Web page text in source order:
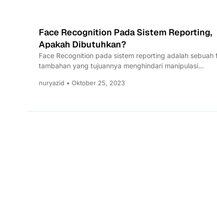
Face Recognition Pada Sistem Reporting,
Apakah Dibutuhkan?
Face Recognition pada sistem reporting adalah sebuah
tambahan yang tujuannya menghindari manipulasi
nuryazid • Oktober 25, 2023